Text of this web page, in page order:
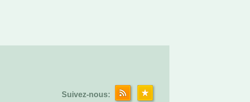
Suivez-nous: